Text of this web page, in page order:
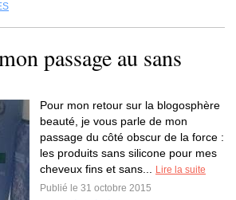
passage au sans
Pour mon retour sur la blogosphère
beauté, je vous parle de mon
passage du côté obscur de la force :
les produits sans silicone pour mes
cheveux fins et sans...
Lire la suite
Publié le 31 octobre 2015